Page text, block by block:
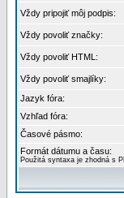
Vždy pripojiť môj podpis:
Vždy povoliť značky:
Vždy povoliť HTML:
Vždy povoliť smajlíky:
Jazyk fóra:
Vzhľad fóra:
Časové pásmo:
Formát dátumu a času:
Použitá syntaxa je zhodná s